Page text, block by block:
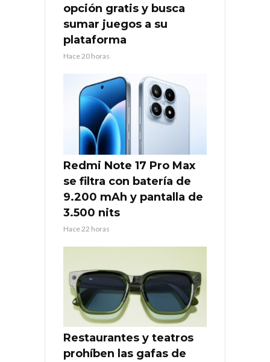
opción gratis y busca
sumar juegos a su
plataforma
Hace 20 horas
Redmi Note 17 Pro Max
se filtra con batería de
9.200 mAh y pantalla de
3.500 nits
Hace 22 horas
Restaurantes y teatros
prohíben las gafas de